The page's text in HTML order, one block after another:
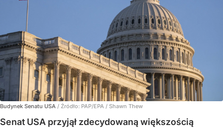
Budynek Senatu USA / Źródło: PAP/EPA / Shawn Thew
Senat USA przyjął zdecydowaną większością